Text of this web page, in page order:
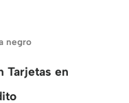
negro
Tarjetas en